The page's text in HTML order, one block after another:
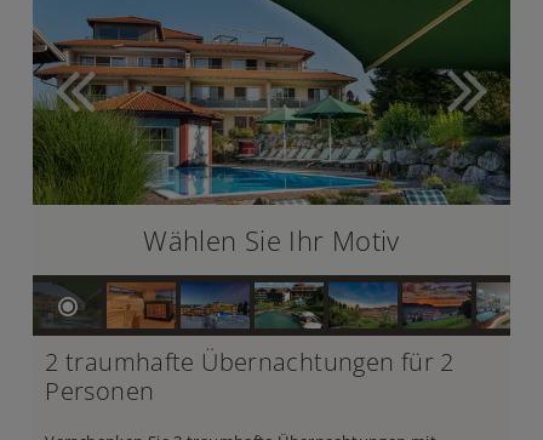
Wählen Sie Ihr Motiv
2 traumhafte Übernachtungen für 2
Personen